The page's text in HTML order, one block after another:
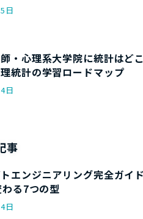
日
・心理系大学院に統計はど
統計の学習ロードマップ
日
事
エンジニアリング完全ガイ
る7つの型
日